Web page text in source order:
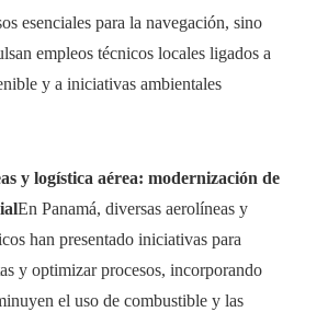
esenciales para la navegación, sino
empleos técnicos locales ligados a
y a iniciativas ambientales
y logística aérea: modernización de
En Panamá, diversas aerolíneas y
han presentado iniciativas para
y optimizar procesos, incorporando
el uso de combustible y las